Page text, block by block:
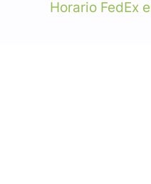
Horario FedEx